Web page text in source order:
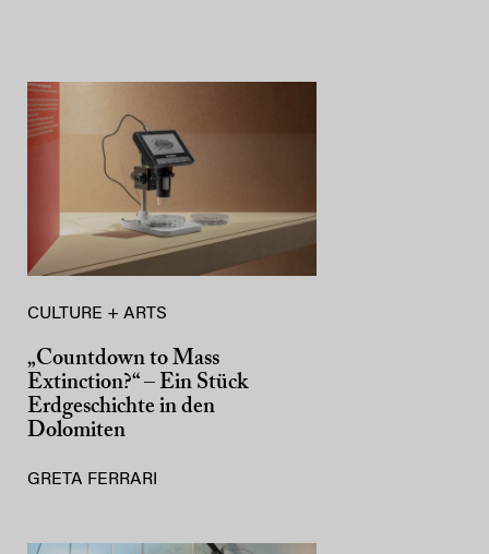
CULTURE + ARTS
„Countdown to Mass
Extinction?“ – Ein Stück
Erdgeschichte in den
Dolomiten
GRETA FERRARI